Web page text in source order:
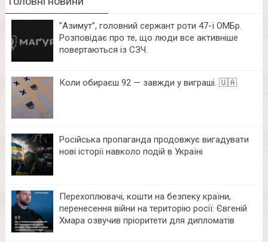
⁨”Азимут”, головний сержант роти 47-ї ОМБр.
Розповідає про те, що люди все активніше
повертаються із СЗЧ.
Коли обираєш 92 — завжди у виграші. 🇺🇦
Російська пропаганда продовжує вигадувати
нові історії навколо подій в Україні
Перехоплювачі, кошти на безпеку країни,
перенесення війни на територію росії: Євгеній
Хмара озвучив пріоритети для дипломатів